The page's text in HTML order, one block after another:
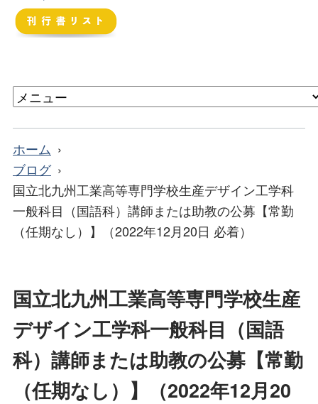
ホーム
ブログ
国立北九州工業高等専門学校生産デザイン工学科
一般科目（国語科）講師または助教の公募【常勤
（任期なし）】（2022年12月20日 必着）
国立北九州工業高等専門学校生産
デザイン工学科一般科目（国語
科）講師または助教の公募【常勤
（任期なし）】（2022年12月20